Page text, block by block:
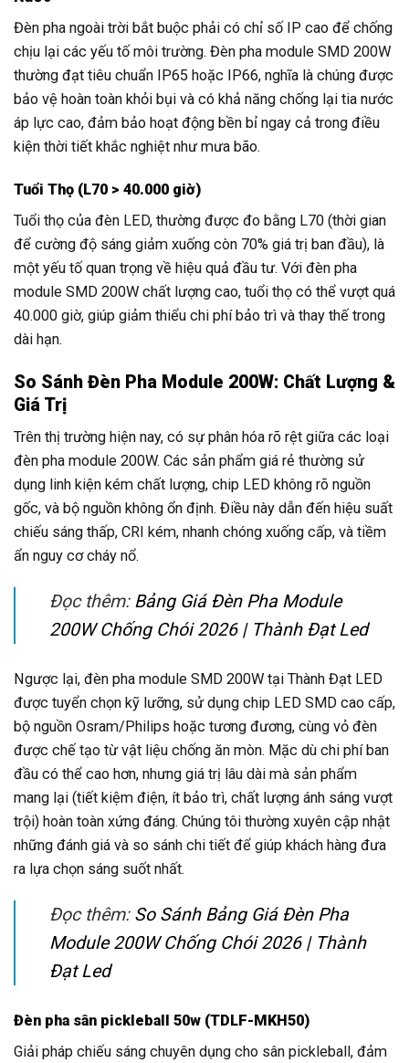
Đèn pha ngoài trời bắt buộc phải có chỉ số IP cao để chống
chịu lại các yếu tố môi trường. Đèn pha module SMD 200W
thường đạt tiêu chuẩn IP65 hoặc IP66, nghĩa là chúng được
bảo vệ hoàn toàn khỏi bụi và có khả năng chống lại tia nước
áp lực cao, đảm bảo hoạt động bền bỉ ngay cả trong điều
kiện thời tiết khắc nghiệt như mưa bão.
Tuổi Thọ (L70 > 40.000 giờ)
Tuổi thọ của đèn LED, thường được đo bằng L70 (thời gian
để cường độ sáng giảm xuống còn 70% giá trị ban đầu), là
một yếu tố quan trọng về hiệu quả đầu tư. Với đèn pha
module SMD 200W chất lượng cao, tuổi thọ có thể vượt quá
40.000 giờ, giúp giảm thiểu chi phí bảo trì và thay thế trong
dài hạn.
So Sánh Đèn Pha Module 200W: Chất Lượng &
Giá Trị
Trên thị trường hiện nay, có sự phân hóa rõ rệt giữa các loại
đèn pha module 200W. Các sản phẩm giá rẻ thường sử
dụng linh kiện kém chất lượng, chip LED không rõ nguồn
gốc, và bộ nguồn không ổn định. Điều này dẫn đến hiệu suất
chiếu sáng thấp, CRI kém, nhanh chóng xuống cấp, và tiềm
ẩn nguy cơ cháy nổ.
Đọc thêm: Bảng Giá Đèn Pha Module
200W Chống Chói 2026 | Thành Đạt Led
Ngược lại, đèn pha module SMD 200W tại Thành Đạt LED
được tuyển chọn kỹ lưỡng, sử dụng chip LED SMD cao cấp,
bộ nguồn Osram/Philips hoặc tương đương, cùng vỏ đèn
được chế tạo từ vật liệu chống ăn mòn. Mặc dù chi phí ban
đầu có thể cao hơn, nhưng giá trị lâu dài mà sản phẩm
mang lại (tiết kiệm điện, ít bảo trì, chất lượng ánh sáng vượt
trội) hoàn toàn xứng đáng. Chúng tôi thường xuyên cập nhật
những đánh giá và so sánh chi tiết để giúp khách hàng đưa
ra lựa chọn sáng suốt nhất.
Đọc thêm: So Sánh Bảng Giá Đèn Pha
Module 200W Chống Chói 2026 | Thành
Đạt Led
Đèn pha sân pickleball 50w (TDLF-MKH50)
Giải pháp chiếu sáng chuyên dụng cho sân pickleball, đảm